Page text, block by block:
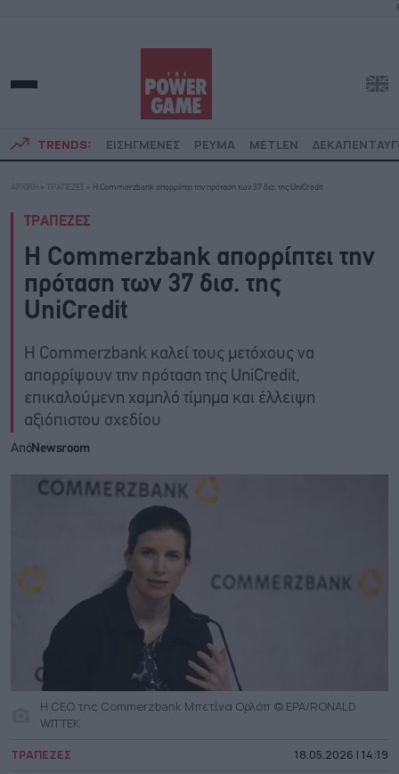
TRENDS: ΕΙΣΗΓΜΕΝΕΣ ΡΕΥΜΑ METLEN
ΑΡΧΙΚΗ » ΤΡΑΠΕΖΕΣ » Η Commerzbank απορρίπτει την πρόταση των 37 δισ. της UniCredit
ΤΡΑΠΕΖΕΣ
Η Commerzbank απορρίπτει την
πρόταση των 37 δισ. της
UniCredit
Η Commerzbank καλεί τους μετόχους να
απορρίψουν την πρόταση της UniCredit,
επικαλούμενη χαμηλό τίμημα και έλλειψη
αξιόπιστου σχεδίου
ΑπόNewsroom
Η CEO της Commerzbank Μπετίνα Ορλόπ © EPA/RONALD
WITTEK
ΤΡΑΠΕΖΕΣ 18.05.2026 | 14:19